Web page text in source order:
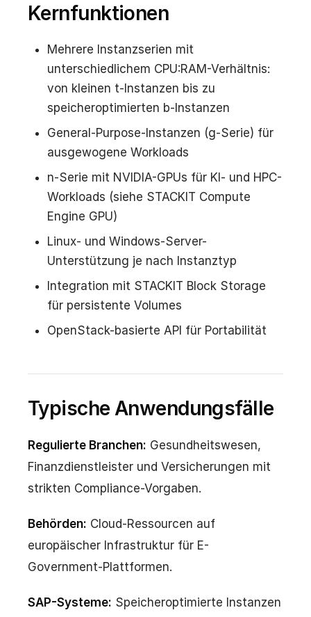
Kernfunktionen
Mehrere Instanzserien mit
unterschiedlichem CPU:RAM-Verhältnis:
von kleinen t-Instanzen bis zu
speicheroptimierten b-Instanzen
General-Purpose-Instanzen (g-Serie) für
ausgewogene Workloads
n-Serie mit NVIDIA-GPUs für KI- und HPC-
Workloads (siehe STACKIT Compute
Engine GPU)
Linux- und Windows-Server-
Unterstützung je nach Instanztyp
Integration mit STACKIT Block Storage
für persistente Volumes
OpenStack-basierte API für Portabilität
Typische Anwendungsfälle
Regulierte Branchen: Gesundheitswesen,
Finanzdienstleister und Versicherungen mit
strikten Compliance-Vorgaben.
Behörden: Cloud-Ressourcen auf
europäischer Infrastruktur für E-
Government-Plattformen.
SAP-Systeme: Speicheroptimierte Instanzen